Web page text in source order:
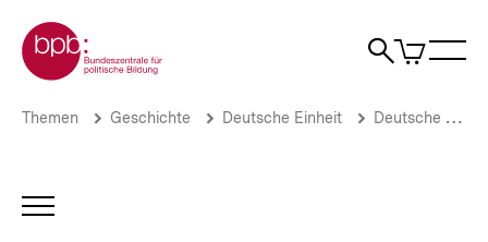
zum
Seiteninhalt
springen
Zur Startseite der bpb
Suche
Artikel
im
Wie
Erwachsene
die
Brotkrümelnavigation
Pfadnavigation
Themen Geschichte Deutsche Einheit Deutsche Teilung - Deutsche Einheit
INHALTSNAVIGATION